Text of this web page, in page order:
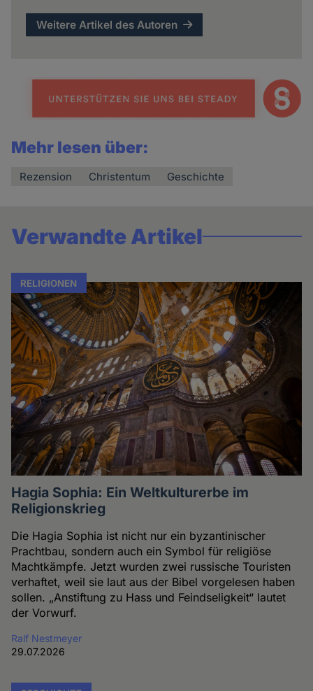
Weitere Artikel des Autoren
Mehr lesen über:
Rezension Christentum Geschichte
Verwandte Artikel
RELIGIONEN
Hagia Sophia: Ein Weltkulturerbe im
Religionskrieg
Die Hagia Sophia ist nicht nur ein byzantinischer
Prachtbau, sondern auch ein Symbol für religiöse
Machtkämpfe. Jetzt wurden zwei russische Touristen
verhaftet, weil sie laut aus der Bibel vorgelesen haben
sollen. „Anstiftung zu Hass und Feindseligkeit“ lautet
der Vorwurf.
Ralf Nestmeyer
29.07.2026